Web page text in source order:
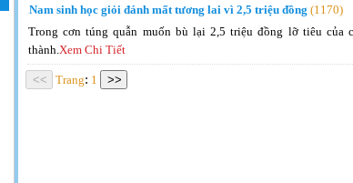
Nam sinh học giỏi đánh mất tương lai vì 2,5 triệu đồng (1170)
Trong cơn túng quẫn muốn bù lại 2,5 triệu đồng lỡ tiêu
thành.Xem Chi Tiết
Trang: 1